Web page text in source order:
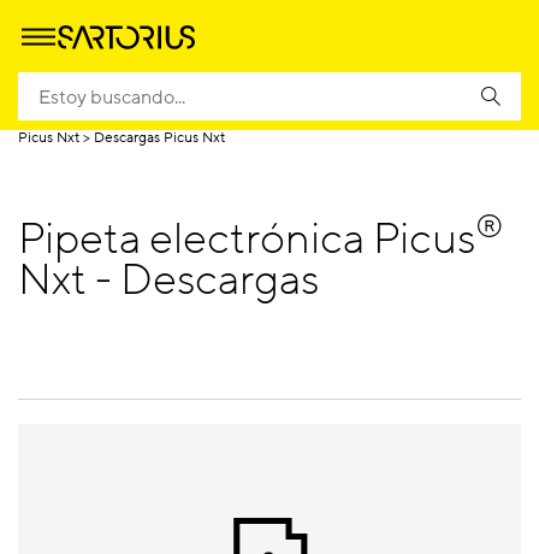
Homepage Productos
Picus Nxt Descargas Picus Nxt
Pipeta electrónica Picus®
Nxt - Descargas